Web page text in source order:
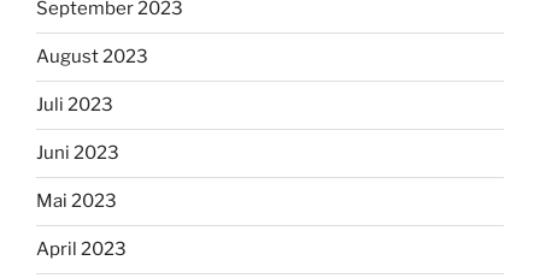
September 2023
August 2023
Juli 2023
Juni 2023
Mai 2023
April 2023